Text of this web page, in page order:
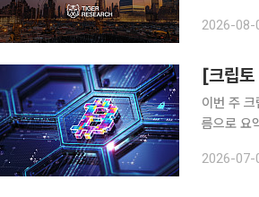
10년 뒤
2026-08-
[크립토
이번 주
름으로 요
재평가의
2026-07-